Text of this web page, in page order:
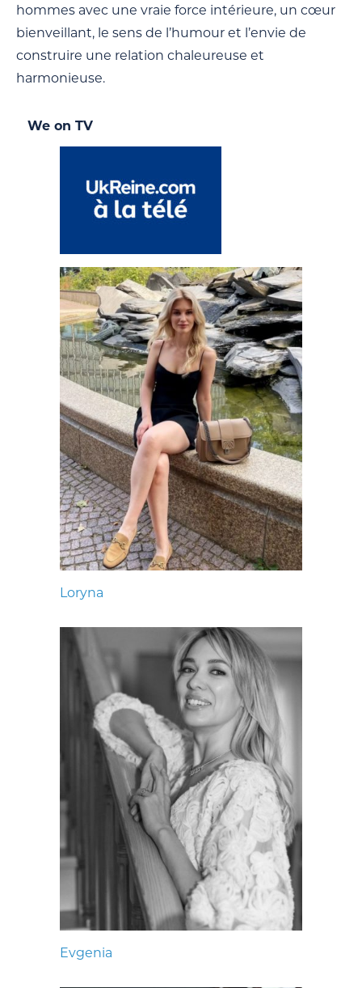
hommes avec une vraie force intérieure, un cœur
bienveillant, le sens de l’humour et l’envie de
construire une relation chaleureuse et
harmonieuse.
We on TV
Loryna
Evgenia